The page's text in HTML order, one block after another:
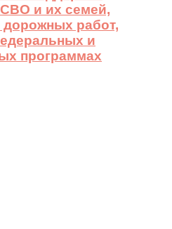
и их семей,
дорожных работ,
и
программах